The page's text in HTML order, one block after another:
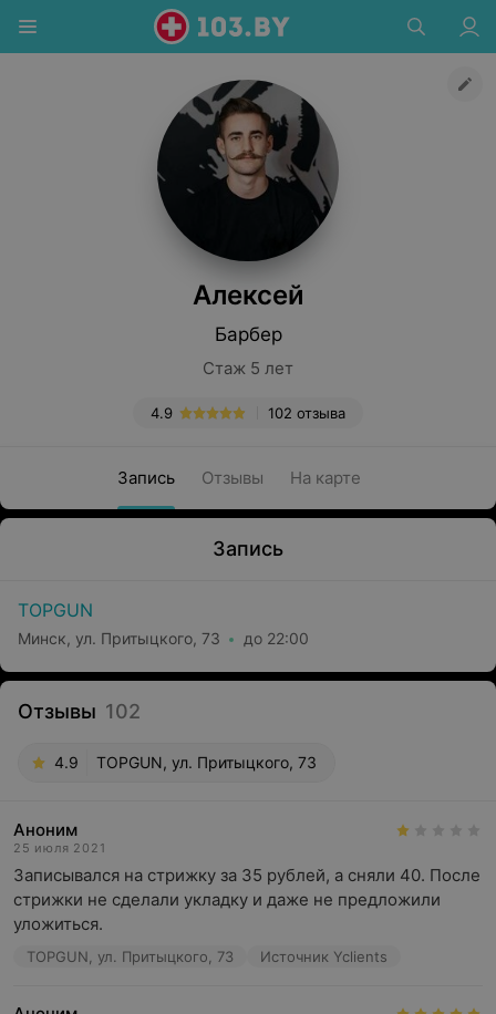
Алексей
Барбер
Стаж 5 лет
102 отзыва
4.9
Запись Отзывы На карте
Запись
TOPGUN
Минск, ул. Притыцкого, 73 до 22:00
Отзывы 102
4.9 TOPGUN, ул. Притыцкого, 73
Аноним
25 июля 2021
Записывался на стрижку за 35 рублей, а сняли 40. После
стрижки не сделали укладку и даже не предложили
уложиться.
TOPGUN, ул. Притыцкого, 73 Источник Yclients